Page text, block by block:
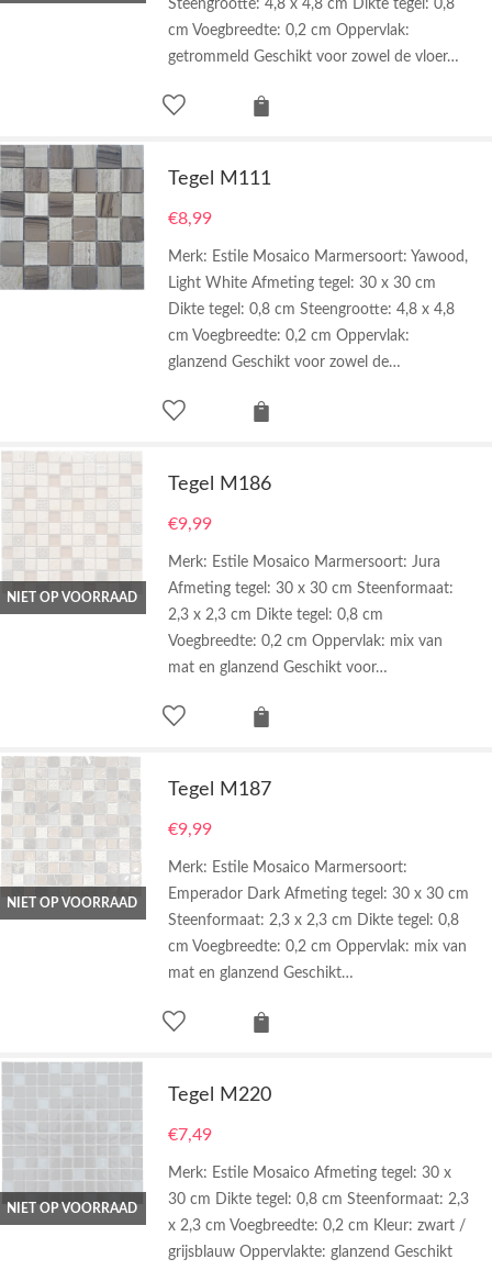
Steengrootte: 4,8 x 4,8 cm Dikte tegel: 0,8
cm Voegbreedte: 0,2 cm Oppervlak:
getrommeld Geschikt voor zowel de vloer…
Tegel M111
€8,99
Merk: Estile Mosaico Marmersoort: Yawood,
Light White Afmeting tegel: 30 x 30 cm
Dikte tegel: 0,8 cm Steengrootte: 4,8 x 4,8
cm Voegbreedte: 0,2 cm Oppervlak:
glanzend Geschikt voor zowel de…
NIET OP VOORRAAD
Tegel M186
€9,99
Merk: Estile Mosaico Marmersoort: Jura
Afmeting tegel: 30 x 30 cm Steenformaat:
2,3 x 2,3 cm Dikte tegel: 0,8 cm
Voegbreedte: 0,2 cm Oppervlak: mix van
mat en glanzend Geschikt voor…
NIET OP VOORRAAD
Tegel M187
€9,99
Merk: Estile Mosaico Marmersoort:
Emperador Dark Afmeting tegel: 30 x 30 cm
Steenformaat: 2,3 x 2,3 cm Dikte tegel: 0,8
cm Voegbreedte: 0,2 cm Oppervlak: mix van
mat en glanzend Geschikt…
NIET OP VOORRAAD
Tegel M220
€7,49
Merk: Estile Mosaico Afmeting tegel: 30 x
30 cm Dikte tegel: 0,8 cm Steenformaat: 2,3
x 2,3 cm Voegbreedte: 0,2 cm Kleur: zwart /
grijsblauw Oppervlakte: glanzend Geschikt